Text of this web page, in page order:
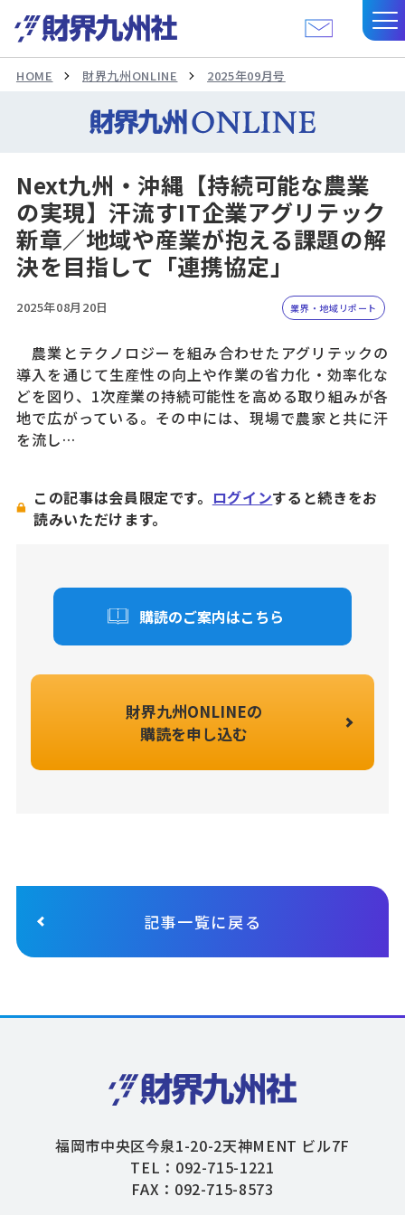
HOME 財界九州ONLINE 2025年09月号
Next九州・沖縄【持続可能な農業
の実現】汗流すIT企業アグリテック
新章／地域や産業が抱える課題の解
決を目指して「連携協定」
2025年08月20日 業界・地域リポート
農業とテクノロジーを組み合わせたアグリテックの
導入を通じて生産性の向上や作業の省力化・効率化な
どを図り、1次産業の持続可能性を高める取り組みが各
地で広がっている。その中には、現場で農家と共に汗
を流し…
この記事は会員限定です。 ログインすると続きをお
読みいただけます。
購読のご案内はこちら
財界九州ONLINEの
購読を申し込む
記事一覧に戻る
福岡市中央区今泉1-20-2天神MENT ビル7F
TEL：092-715-1221
FAX：092-715-8573